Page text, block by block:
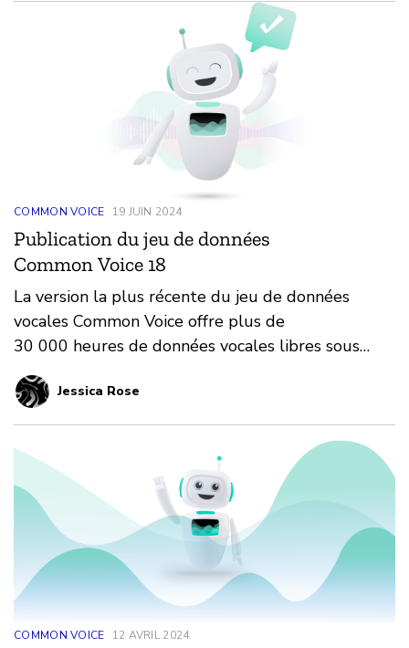
COMMON VOICE 19 JUIN 2024
Publication du jeu de données
Common Voice 18
La version la plus récente du jeu de données
vocales Common Voice offre plus de
30 000 heures de données vocales libres sous
licence CC0.
Jessica Rose
COMMON VOICE 12 AVRIL 2024